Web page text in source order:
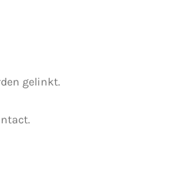
gelinkt.